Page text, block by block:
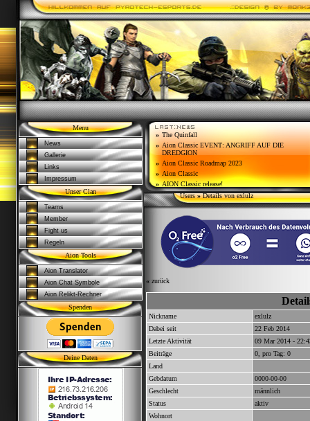
Menu
News
Gallerie
Links
Impressum
Unser Clan
Teams
Member
Fight us
Regeln
Aion Tools
Aion Translator
Aion Chat Symbole
Aion Relikt-Rechner
Spenden
Deine Daten
» The Quinfall
» Aion Classic EVENT: ANGRIFF AUF DIE
DREDGION
» Aion Classic Roadmap 2023
» Aion Classic
» AION Classic release!
Users»Details von exlulz
« zurück
Nickname
exlulz
Dabei seit
22 Feb 2014
Letzte Aktivität
09 Mar 2014 -
Beiträge
0, pro Tag: 0
Land
Gebdatum
0000-00-00
Geschlecht
männlich
Status
aktiv
Wohnort